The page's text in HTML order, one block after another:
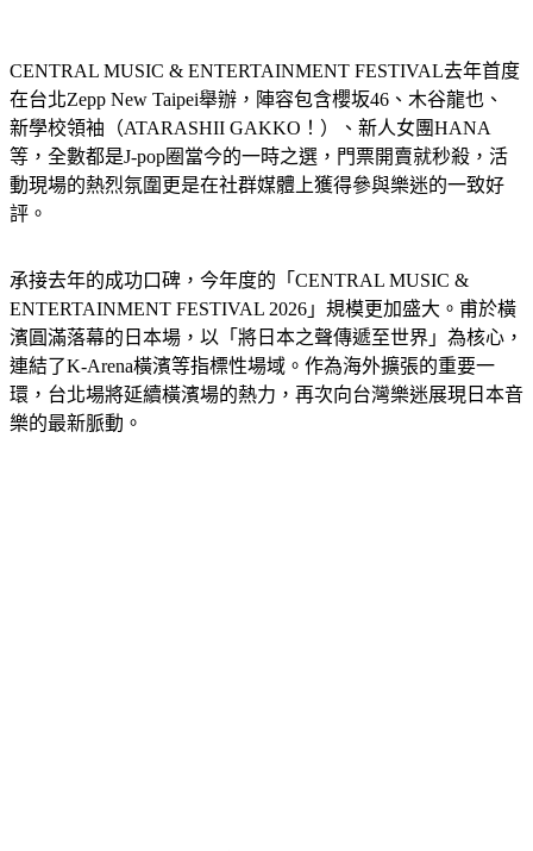
在台北Zepp New Taipei舉辦，陣容包含櫻坂46、木谷龍也、
新學校領袖（ATARASHII GAKKO！）、新人女團HANA
等，全數都是J-pop圈當今的一時之選，門票開賣就秒殺，活
動現場的熱烈氛圍更是在社群媒體上獲得參與樂迷的一致好
評。
ENTERTAINMENT FESTIVAL 2026」規模更加盛大。甫於橫
濱圓滿落幕的日本場，以「將日本之聲傳遞至世界」為核心，
連結了K-Arena橫濱等指標性場域。作為海外擴張的重要一
環，台北場將延續橫濱場的熱力，再次向台灣樂迷展現日本音
樂的最新脈動。